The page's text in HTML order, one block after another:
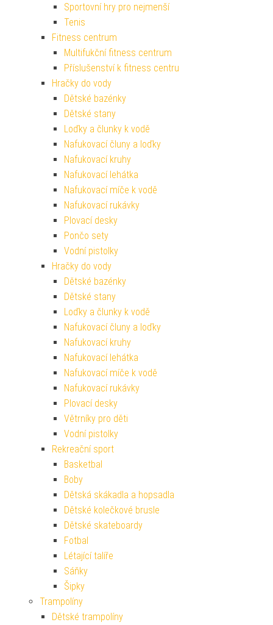
Sportovní hry pro nejmenší
Tenis
Fitness centrum
Multifukční fitness centrum
Příslušenství k fitness centru
Hračky do vody
Dětské bazénky
Dětské stany
Loďky a člunky k vodě
Nafukovací čluny a loďky
Nafukovací kruhy
Nafukovací lehátka
Nafukovací míče k vodě
Nafukovací rukávky
Plovací desky
Pončo sety
Vodní pistolky
Hračky do vody
Dětské bazénky
Dětské stany
Loďky a člunky k vodě
Nafukovací čluny a loďky
Nafukovací kruhy
Nafukovací lehátka
Nafukovací míče k vodě
Nafukovací rukávky
Plovací desky
Větrníky pro děti
Vodní pistolky
Rekreační sport
Basketbal
Boby
Dětská skákadla a hopsadla
Dětské kolečkové brusle
Dětské skateboardy
Fotbal
Létající talíře
Sáňky
Šipky
Trampolíny
Dětské trampolíny